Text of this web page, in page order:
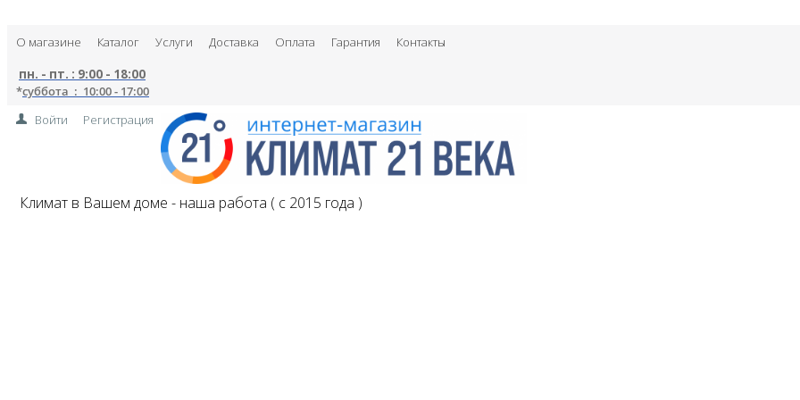
О магазине Каталог Услуги Доставка Оплата Гарантия Контакты
пн. - пт. : 9:00 - 18:00
*суббота : 10:00 - 17:00
Войти
Регистрация
Климат в Вашем доме - наша работа ( с 2015 года )